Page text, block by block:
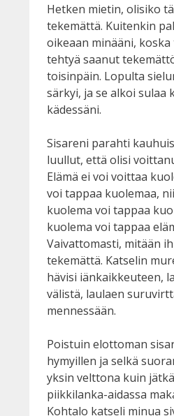
Hetken mietin, olisiko
tekemättä. Kuitenkin
oikeaan minääni,
tehtyä saanut
toisinpäin. Lopulta
särkyi, ja se alkoi sulaa
kädessäni.
Sisareni parahti
luullut, että olisi
Elämä ei voi voittaa
voi tappaa kuolemaa,
kuolema voi tappaa
kuolema voi tappaa
Vaivattomasti, mitään
tekemättä. Katselin
hävisi iänkaikkeuteen,
välistä, laulaen
mennessään.
Poistuin elottoman
hymyillen ja selkä
yksin velttona kuin
piikkilanka-aidassa
Kohtalo katseli minua